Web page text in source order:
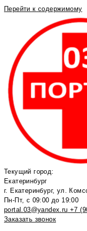
Перейти к содержимому
Текущий город:
Екатеринбург
г. Екатеринбург, ул.
Пн-Пт, с 09:00 до 19:00
portal.03@yandex.ru +7
Заказать звонок